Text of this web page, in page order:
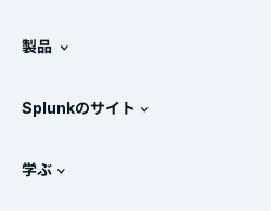
Splunkと他社製品の比較
ニュースルーム
製品
価格
Splunkのサイト
学ぶ